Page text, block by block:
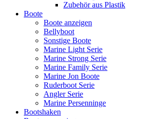
Zubehör aus Plastik
Boote
Boote anzeigen
Bellyboot
Sonstige Boote
Marine Light Serie
Marine Strong Serie
Marine Family Serie
Marine Jon Boote
Ruderboot Serie
Angler Serie
Marine Persenninge
Bootshaken